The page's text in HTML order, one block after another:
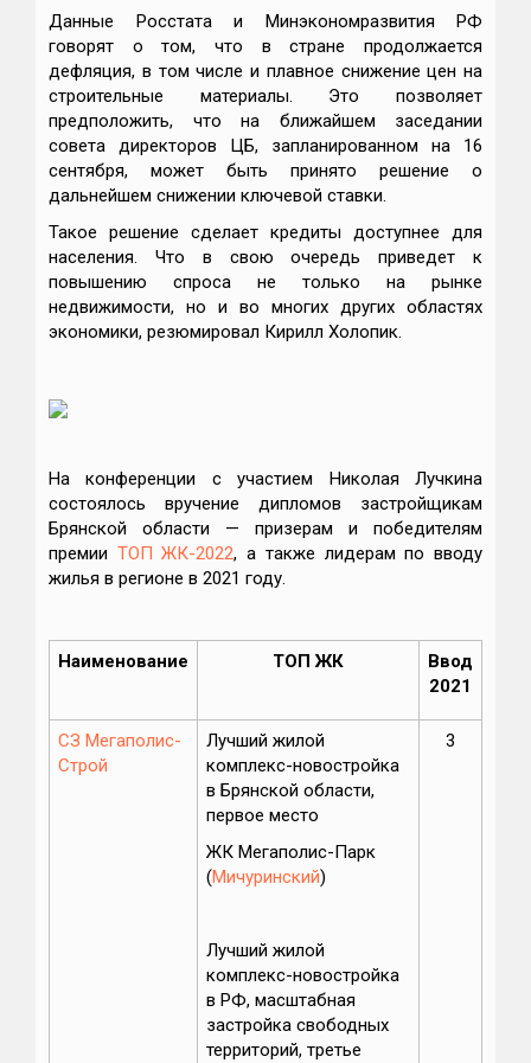
Данные Росстата и Минэкономразвития РФ
говорят о том, что в стране продолжается
дефляция, в том числе и плавное снижение цен на
строительные материалы. Это позволяет
предположить, что на ближайшем заседании
совета директоров ЦБ, запланированном на 16
сентября, может быть принято решение о
дальнейшем снижении ключевой ставки.
Такое решение сделает кредиты доступнее для
населения. Что в свою очередь приведет к
повышению спроса не только на рынке
недвижимости, но и во многих других областях
экономики, резюмировал Кирилл Холопик.
На конференции с участием Николая Лучкина
состоялось вручение дипломов застройщикам
Брянской области — призерам и победителям
премии ТОП ЖК-2022, а также лидерам по вводу
жилья в регионе в 2021 году.
Наименование ТОП ЖК
Ввод
2021
СЗ Мегаполис-
Строй
Лучший жилой
комплекс-новостройка
в Брянской области,
первое место
ЖК Мегаполис-Парк
(Мичуринский)
Лучший жилой
комплекс-новостройка
в РФ, масштабная
застройка свободных
территорий, третье
3